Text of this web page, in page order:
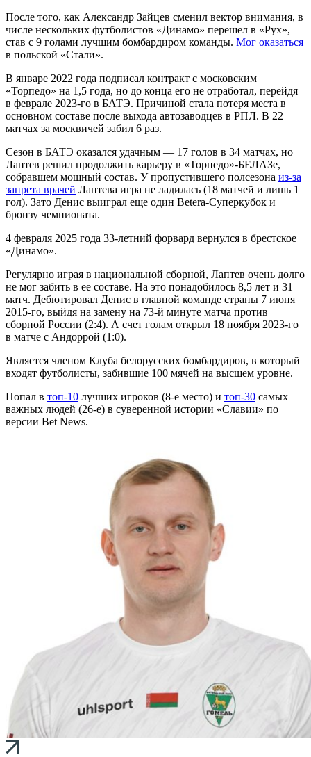
После того, как Александр Зайцев сменил вектор внимания, в
числе нескольких футболистов «Динамо» перешел в «Рух»,
став с 9 голами лучшим бомбардиром команды. Мог оказаться
в польской «Стали».
В январе 2022 года подписал контракт с московским
«Торпедо» на 1,5 года, но до конца его не отработал, перейдя
в феврале 2023-го в БАТЭ. Причиной стала потеря места в
основном составе после выхода автозаводцев в РПЛ. В 22
матчах за москвичей забил 6 раз.
Сезон в БАТЭ оказался удачным — 17 голов в 34 матчах, но
Лаптев решил продолжить карьеру в «Торпедо»-БЕЛАЗе,
собравшем мощный состав. У пропустившего полсезона из-за
запрета врачей Лаптева игра не ладилась (18 матчей и лишь 1
гол). Зато Денис выиграл еще один Betera-Суперкубок и
бронзу чемпионата.
4 февраля 2025 года 33-летний форвард вернулся в брестское
«Динамо».
Регулярно играя в национальной сборной, Лаптев очень долго
не мог забить в ее составе. На это понадобилось 8,5 лет и 31
матч. Дебютировал Денис в главной команде страны 7 июня
2015-го, выйдя на замену на 73-й минуте матча против
сборной России (2:4). А счет голам открыл 18 ноября 2023-го
в матче с Андоррой (1:0).
Является членом Клуба белорусских бомбардиров, в который
входят футболисты, забившие 100 мячей на высшем уровне.
Попал в топ-10 лучших игроков (8-е место) и топ-30 самых
важных людей (26-е) в суверенной истории «Славии» по
версии Bet News.